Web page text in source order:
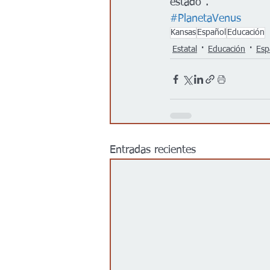
estado".
#PlanetaVenus
Kansas Español Educación
Estatal
Educación
Entradas recientes